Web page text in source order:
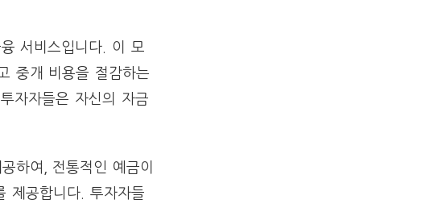
서비스입니다. 이 모
중개 비용을 절감하는
자자들은 자신의 자금
하여, 전통적인 예금이
제공합니다. 투자자들